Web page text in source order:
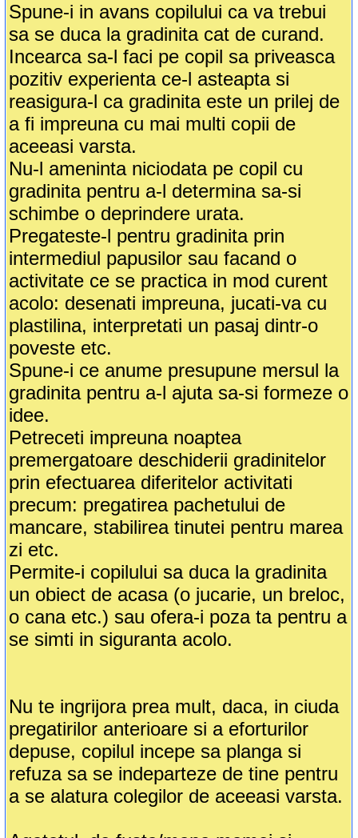
Spune-i in avans copilului ca va trebui
sa se duca la gradinita cat de curand.
Incearca sa-l faci pe copil sa priveasca
pozitiv experienta ce-l asteapta si
reasigura-l ca gradinita este un prilej de
a fi impreuna cu mai multi copii de
aceeasi varsta.
Nu-l ameninta niciodata pe copil cu
gradinita pentru a-l determina sa-si
schimbe o deprindere urata.
Pregateste-l pentru gradinita prin
intermediul papusilor sau facand o
activitate ce se practica in mod curent
acolo: desenati impreuna, jucati-va cu
plastilina, interpretati un pasaj dintr-o
poveste etc.
Spune-i ce anume presupune mersul la
gradinita pentru a-l ajuta sa-si formeze o
idee.
Petreceti impreuna noaptea
premergatoare deschiderii gradinitelor
prin efectuarea diferitelor activitati
precum: pregatirea pachetului de
mancare, stabilirea tinutei pentru marea
zi etc.
Permite-i copilului sa duca la gradinita
un obiect de acasa (o jucarie, un breloc,
o cana etc.) sau ofera-i poza ta pentru a
se simti in siguranta acolo.
Nu te ingrijora prea mult, daca, in ciuda
pregatirilor anterioare si a eforturilor
depuse, copilul incepe sa planga si
refuza sa se indeparteze de tine pentru
a se alatura colegilor de aceeasi varsta.